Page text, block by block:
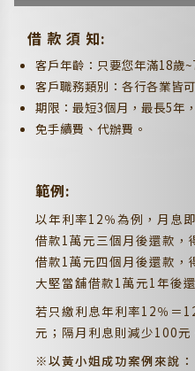
借 款 須 知:
客戶年齡：只要您年滿18歲
客戶職務類別：各行各業皆
期限：最短3個月，最長5年
免手續費、代辦費。
範例:
以年利率12％為例，月息
借款1萬元三個月後還款
借款1萬元四個月後還款
大堅當舖借款1萬元1年後
若只繳利息年利率12％＝
元；隔月利息則減少100元
※以黃小姐成功案例來說：